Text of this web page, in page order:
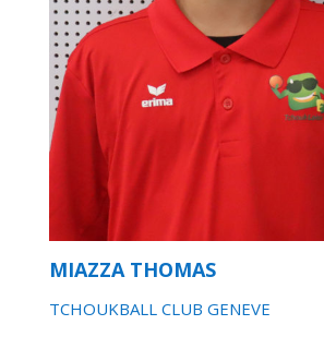
MIAZZA THOMAS
TCHOUKBALL CLUB GENEVE